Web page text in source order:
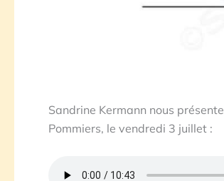
Sandrine Kermann nous
Pommiers, le vendredi 3 juillet :